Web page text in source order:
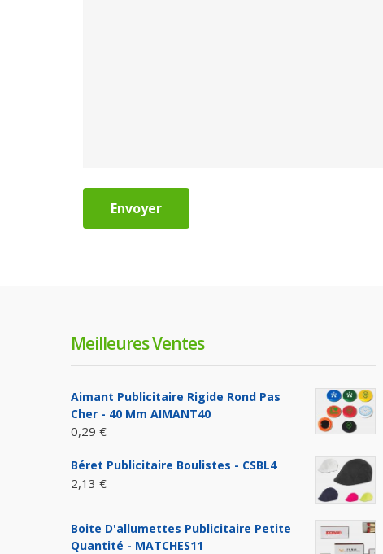
Envoyer
Meilleures Ventes
Aimant Publicitaire Rigide Rond Pas
Cher - 40 Mm AIMANT40
0,29 €
Béret Publicitaire Boulistes - CSBL4
2,13 €
Boite D'allumettes Publicitaire Petite
Quantité - MATCHES11